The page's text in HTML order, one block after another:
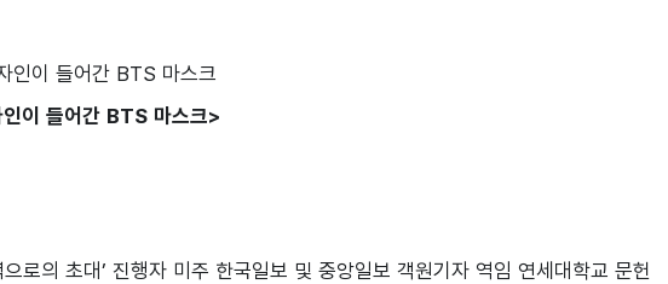
이 들어간 BTS 마스크>
로의 초대’ 진행자 미주 한국일보 및 중앙일보 객원기자 역임 연세대학교 문헌